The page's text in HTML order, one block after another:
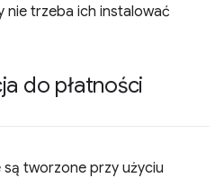
nie trzeba ich instalować
do płatności
są tworzone przy użyciu